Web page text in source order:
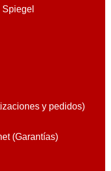
y pedidos)
(Garantías)